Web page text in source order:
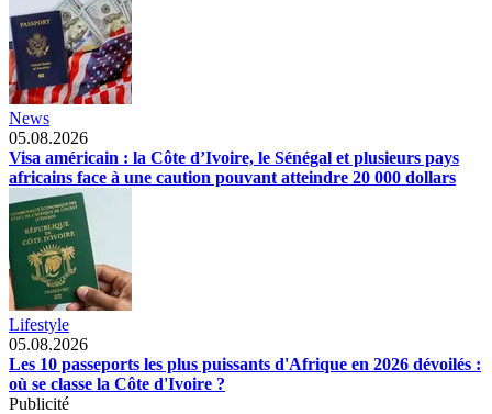
News
05.08.2026
Visa américain : la Côte d’Ivoire, le Sénégal et plusieurs pays
africains face à une caution pouvant atteindre 20 000 dollars
Lifestyle
05.08.2026
Les 10 passeports les plus puissants d'Afrique en 2026 dévoilés :
où se classe la Côte d'Ivoire ?
Publicité